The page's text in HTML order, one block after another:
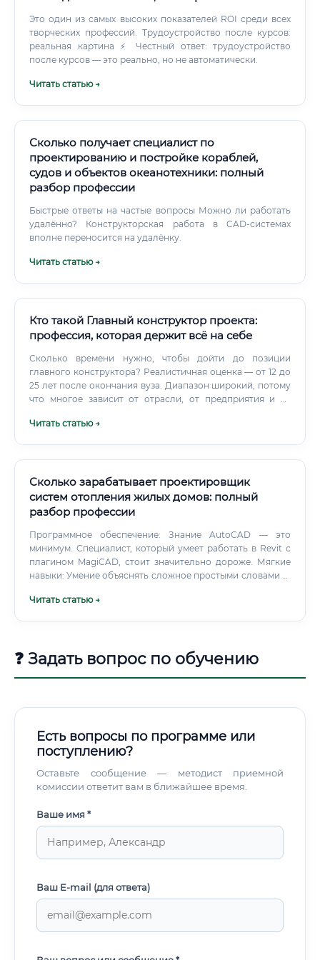
Это один из самых высоких показателей ROI среди всех
творческих профессий. Трудоустройство после курсов:
реальная картина ⚡ Честный ответ: трудоустройство
после курсов — это реально, но не автоматически.
Читать статью →
Сколько получает специалист по
проектированию и постройке кораблей,
судов и объектов океанотехники: полный
разбор профессии
Быстрые ответы на частые вопросы Можно ли работать
удалённо? Конструкторская работа в CAD-системах
вполне переносится на удалёнку.
Читать статью →
Кто такой Главный конструктор проекта:
профессия, которая держит всё на себе
Сколько времени нужно, чтобы дойти до позиции
главного конструктора? Реалистичная оценка — от 12 до
25 лет после окончания вуза. Диапазон широкий, потому
что многое зависит от отрасли, от предприятия и от
Читать статью →
Сколько зарабатывает проектировщик
систем отопления жилых домов: полный
разбор профессии
Программное обеспечение: Знание AutoCAD — это
минимум. Специалист, который умеет работать в Revit с
плагином MagiCAD, стоит значительно дороже. Мягкие
навыки: Умение объяснять сложное простыми словами —
балансировочный клапан.
Читать статью →
❓ Задать вопрос по обучению
Есть вопросы по программе или
поступлению?
Оставьте сообщение — методист приемной
комиссии ответит вам в ближайшее время.
Ваше имя *
Ваш E-mail (для ответа)